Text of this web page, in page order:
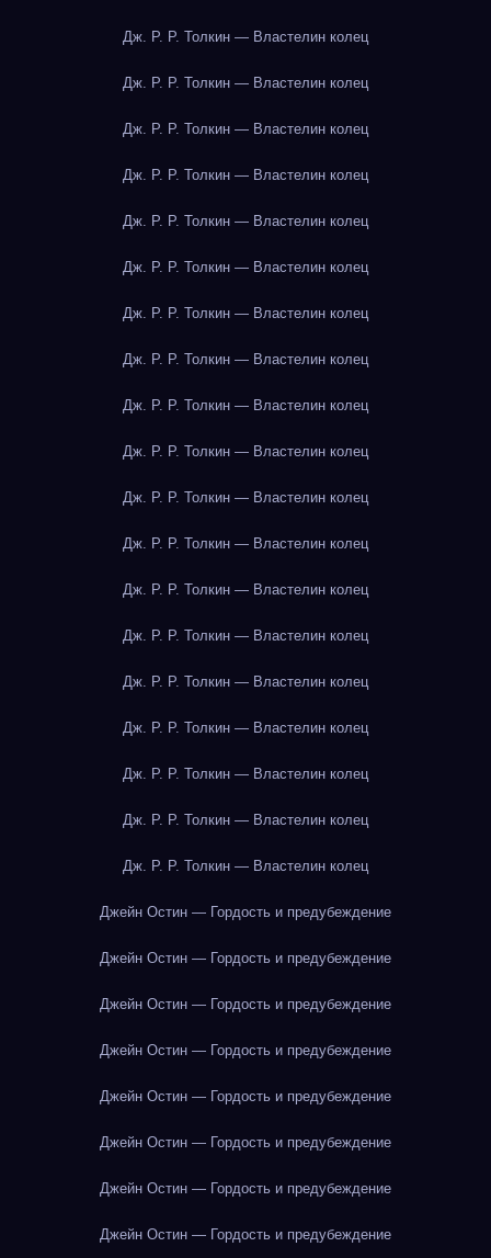
Дж. Р. Р. Толкин — Властелин колец
Дж. Р. Р. Толкин — Властелин колец
Дж. Р. Р. Толкин — Властелин колец
Дж. Р. Р. Толкин — Властелин колец
Дж. Р. Р. Толкин — Властелин колец
Дж. Р. Р. Толкин — Властелин колец
Дж. Р. Р. Толкин — Властелин колец
Дж. Р. Р. Толкин — Властелин колец
Дж. Р. Р. Толкин — Властелин колец
Дж. Р. Р. Толкин — Властелин колец
Дж. Р. Р. Толкин — Властелин колец
Дж. Р. Р. Толкин — Властелин колец
Дж. Р. Р. Толкин — Властелин колец
Дж. Р. Р. Толкин — Властелин колец
Дж. Р. Р. Толкин — Властелин колец
Дж. Р. Р. Толкин — Властелин колец
Дж. Р. Р. Толкин — Властелин колец
Дж. Р. Р. Толкин — Властелин колец
Дж. Р. Р. Толкин — Властелин колец
Джейн Остин — Гордость и предубеждение
Джейн Остин — Гордость и предубеждение
Джейн Остин — Гордость и предубеждение
Джейн Остин — Гордость и предубеждение
Джейн Остин — Гордость и предубеждение
Джейн Остин — Гордость и предубеждение
Джейн Остин — Гордость и предубеждение
Джейн Остин — Гордость и предубеждение